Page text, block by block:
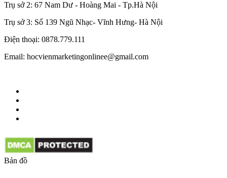
Trụ sở 2: 67 Nam Dư - Hoàng Mai - Tp.Hà Nội
Trụ sở 3: Số 139 Ngũ Nhạc- Vĩnh Hưng- Hà Nội
Điện thoại: 0878.779.111
Email: hocvienmarketingonlinee@gmail.com
Bản đồ